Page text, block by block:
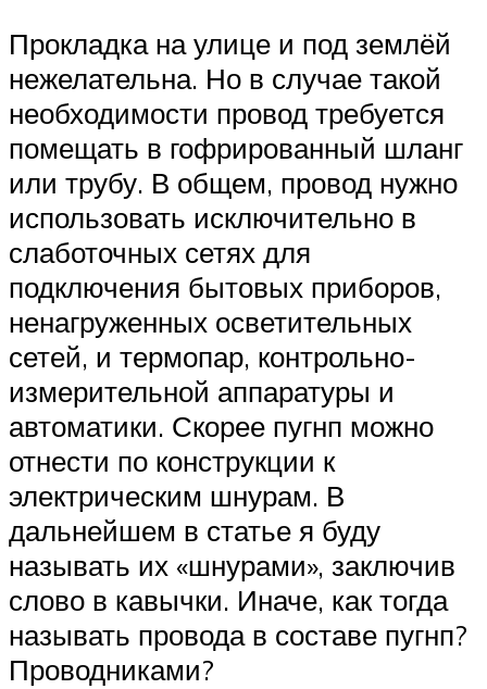
Прокладка на улице и под землёй
нежелательна. Но в случае такой
необходимости провод требуется
помещать в гофрированный шланг
или трубу. В общем, провод нужно
использовать исключительно в
слаботочных сетях для
подключения бытовых приборов,
ненагруженных осветительных
сетей, и термопар, контрольно-
измерительной аппаратуры и
автоматики. Скорее пугнп можно
отнести по конструкции к
электрическим шнурам. В
дальнейшем в статье я буду
называть их «шнурами», заключив
слово в кавычки. Иначе, как тогда
называть провода в составе пугнп?
Проводниками?